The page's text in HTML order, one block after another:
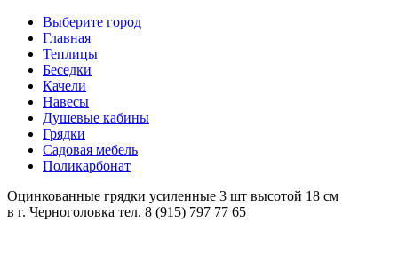
Выберите город
Главная
Теплицы
Беседки
Качели
Навесы
Душевые кабины
Грядки
Садовая мебель
Поликарбонат
Оцинкованные грядки усиленные 3 шт высотой 18 см
в г. Черноголовка тел. 8 (915) 797 77 65